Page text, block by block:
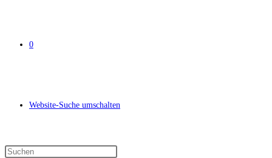
0
Website-Suche umschalten